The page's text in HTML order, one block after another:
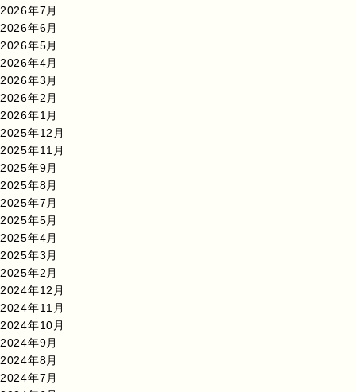
2026年7月
2026年6月
2026年5月
2026年4月
2026年3月
2026年2月
2026年1月
2025年12月
2025年11月
2025年9月
2025年8月
2025年7月
2025年5月
2025年4月
2025年3月
2025年2月
2024年12月
2024年11月
2024年10月
2024年9月
2024年8月
2024年7月